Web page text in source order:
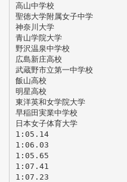
高山中学校
聖徳大学附属女子中学
神奈川大学
青山学院大学
野沢温泉中学校
広島新庄高校
武蔵野市立第一中学校
飯山高校
明星高校
東洋英和女学院大学
早稲田実業中学校
日本女子体育大学
1:05.14
1:06.03
1:05.65
1:07.41
1:07.23